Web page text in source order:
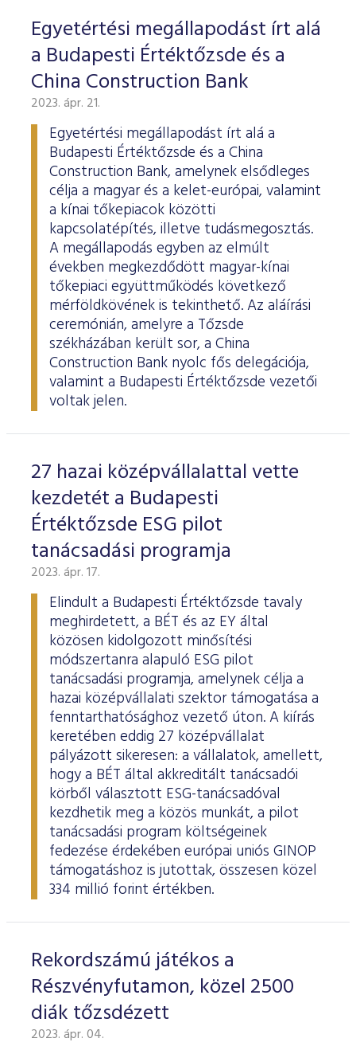
Egyetértési megállapodást írt alá
a Budapesti Értéktőzsde és a
China Construction Bank
2023. ápr. 21.
Egyetértési megállapodást írt alá a
Budapesti Értéktőzsde és a China
Construction Bank, amelynek elsődleges
célja a magyar és a kelet-európai, valamint
a kínai tőkepiacok közötti
kapcsolatépítés, illetve tudásmegosztás.
A megállapodás egyben az elmúlt
években megkezdődött magyar-kínai
tőkepiaci együttműködés következő
mérföldkövének is tekinthető. Az aláírási
ceremónián, amelyre a Tőzsde
székházában került sor, a China
Construction Bank nyolc fős delegációja,
valamint a Budapesti Értéktőzsde vezetői
voltak jelen.
27 hazai középvállalattal vette
kezdetét a Budapesti
Értéktőzsde ESG pilot
tanácsadási programja
2023. ápr. 17.
Elindult a Budapesti Értéktőzsde tavaly
meghirdetett, a BÉT és az EY által
közösen kidolgozott minősítési
módszertanra alapuló ESG pilot
tanácsadási programja, amelynek célja a
hazai középvállalati szektor támogatása a
fenntarthatósághoz vezető úton. A kiírás
keretében eddig 27 középvállalat
pályázott sikeresen: a vállalatok, amellett,
hogy a BÉT által akkreditált tanácsadói
körből választott ESG-tanácsadóval
kezdhetik meg a közös munkát, a pilot
tanácsadási program költségeinek
fedezése érdekében európai uniós GINOP
támogatáshoz is jutottak, összesen közel
334 millió forint értékben.
Rekordszámú játékos a
Részvényfutamon, közel 2500
diák tőzsdézett
2023. ápr. 04.